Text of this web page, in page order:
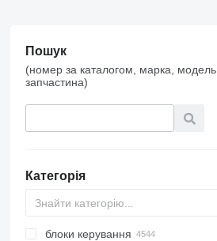
Пошук
(номер за каталогом, марка, модель,
запчастина)
Категорія
блоки керування